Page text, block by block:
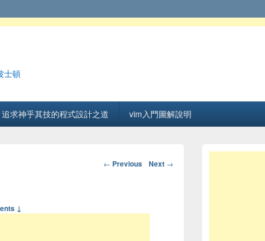
士頓
追求神乎其技的程式設計之道 vim入門圖解說明
Post navigation
← Previous Next →
↓